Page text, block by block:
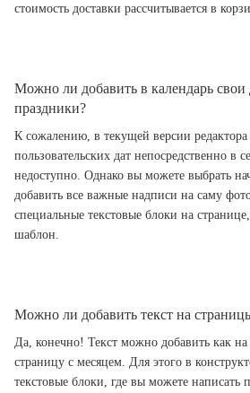
стоимость доставки рассчитывается в
Можно ли добавить в календарь
праздники?
К сожалению, в текущей версии редактора
пользовательских дат непосредственно в
недоступно. Однако вы можете выбрать
добавить все важные надписи на саму
специальные текстовые блоки на
шаблон.
Можно ли добавить текст на
Да, конечно! Текст можно добавить как
страницу с месяцем. Для этого в
текстовые блоки, где вы можете написать